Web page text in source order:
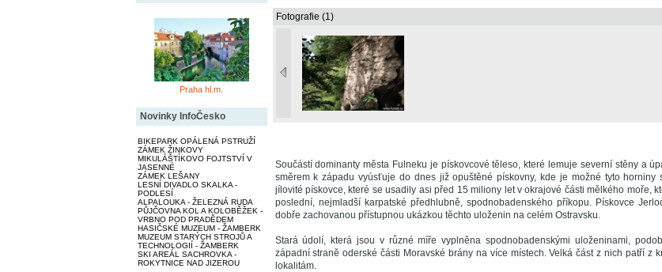
Praha hl.m.
Novinky InfoČesko
BIKEPARK OPÁLENÁ PSTRUŽÍ
ZÁMEK ŽINKOVY
MIKULÁŠTÍKOVO FOJTSTVÍ V
JASENNÉ
ZÁMEK LEŠANY
LESNÍ DIVADLO SKALKA -
PODLESÍ
ALPALOUKA - ŽELEZNÁ RUDA
PŮJČOVNA KOL A KOLOBĚŽEK -
VRBNO POD PRADĚDEM
HASIČSKÉ MUZEUM - ŽAMBERK
MUZEUM STARÝCH STROJŮ A
TECHNOLOGIÍ - ŽAMBERK
SKI AREÁL SACHROVKA -
ROKYTNICE NAD JIZEROU
Fotografie (1)
Součástí dominanty města Fulneku je pískovcové těleso, které lemuje severní stěny a
směrem k západu vyúsťuje do dnes již opuštěné pískovny, kde je možné tyto horniny
jílovité pískovce, které se usadily asi před 15 miliony let v okrajové části mělkého moře,
poslední, nejmladší karpatské předhlubně, spodnobadenského příkopu. Pískovce
dobře zachovanou přístupnou ukázkou těchto uloženin na celém Ostravsku.
Stará údolí, která jsou v různé míře vyplněna spodnobadenskými uloženinami,
západní straně oderské části Moravské brány na více místech. Velká část z nich patří z
lokalitám.